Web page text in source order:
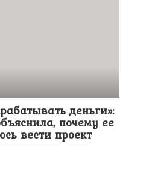
деньги»:
почему ее
вести проект